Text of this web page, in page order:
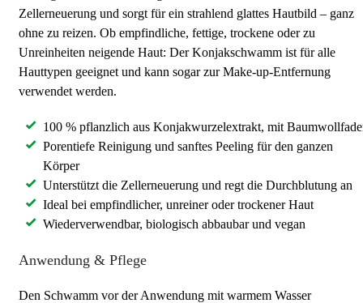
Zellerneuerung und sorgt für ein strahlend glattes Hautbild – ganz
ohne zu reizen. Ob empfindliche, fettige, trockene oder zu
Unreinheiten neigende Haut: Der Konjakschwamm ist für alle
Hauttypen geeignet und kann sogar zur Make-up-Entfernung
verwendet werden.
100 % pflanzlich aus Konjakwurzelextrakt, mit
Porentiefe Reinigung und sanftes Peeling für den ganzen
Körper
Unterstützt die Zellerneuerung und regt die Durchblutung an
Ideal bei empfindlicher, unreiner oder trockener Haut
Wiederverwendbar, biologisch abbaubar und vegan
Anwendung & Pflege
Den Schwamm vor der Anwendung mit warmem Wasser